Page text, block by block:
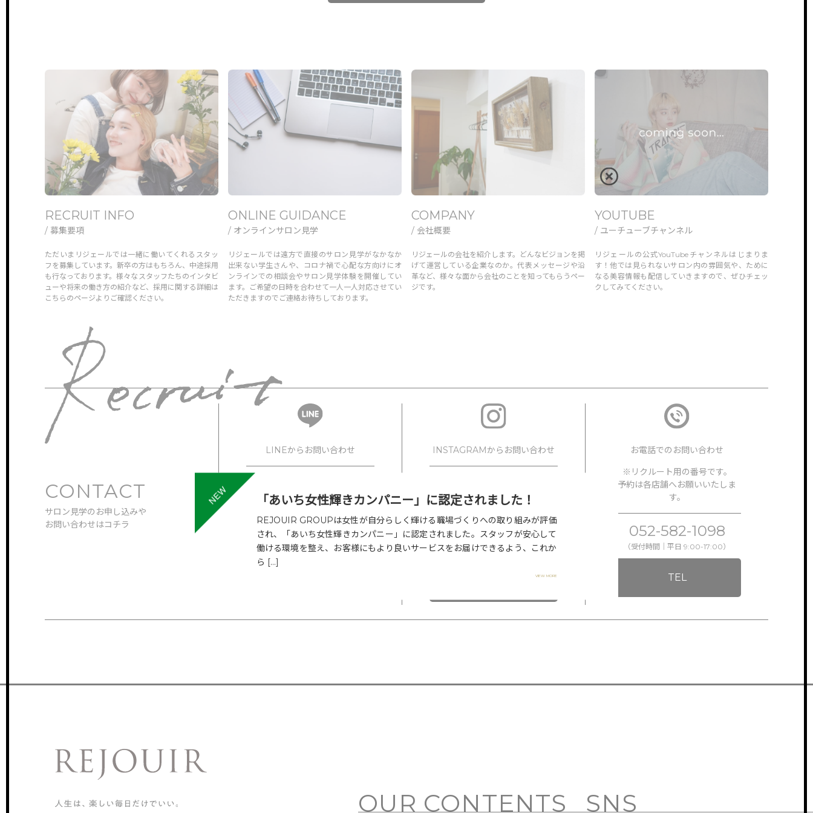
TOP
サイトトップ
RECRUIT
新卒採用 中途採用 新卒採用 中途採用
FEATURE
特徴・働き方
スタッフの声
NEWS & TOPICS
ONLINEGUIDANCE
オンライン見学
「あいち女性輝きカンパニー」に認定されました！
REJOUIR GROUPは女性が自分らしく輝ける職場づくりへの取り組みが評価
され、「あいち女性輝きカンパニー」に認定されました。スタッフが安心して
働ける環境を整え、お客様にもより良いサービスをお届けできるよう、これか
ら […]
VIEW MORE
RECRUIT INFO
/ 募集要項
ただいまリジェールでは一緒に働いてくれるスタッ
フを募集しています。新卒の方はもちろん、中途採用
も行なっております。様々なスタッフたちのインタビ
ューや将来の働き方の紹介など、採用に関する詳細は
こちらのページよりご確認ください。
ONLINE GUIDANCE
/ オンラインサロン見学
リジェールでは遠方で直接のサロン見学がなかなか
出来ない学生さんや、コロナ禍で心配な方向けにオ
ンラインでの相談会やサロン見学体験を開催してい
ます。ご希望の日時を合わせて一人一人対応させてい
ただきますのでご連絡お待ちしております。
COMPANY
/ 会社概要
リジェールの会社を紹介します。どんなビジョンを掲
げて運営している企業なのか。代表メッセージや沿
革など、様々な面から会社のことを知ってもらうペー
ジです。
YOUTUBE
/ ユーチューブチャンネル
リジェールの公式YouTubeチャンネルはじまりま
す！他では見られないサロン内の雰囲気や、ために
なる美容情報も配信していきますので、ぜひチェッ
クしてみてください。
CONTACT
サロン見学のお申し込みや
お問い合わせはコチラ
LINEからお問い合わせ
メッセージにてご連絡ください。
INSTAGRAMからお問い合わせ
HAIR
お電話でのお問い合わせ
※リクルート用の番号です。
予約は各店舗へお願いいたしま
す。
052-582-1098
（受付時間｜平日 9:00-17:00）
TEL
OUR CONTENTS SNS